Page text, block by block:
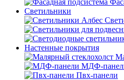
Светильники
Настенные покрытия
МДФ-
Пвх-панели